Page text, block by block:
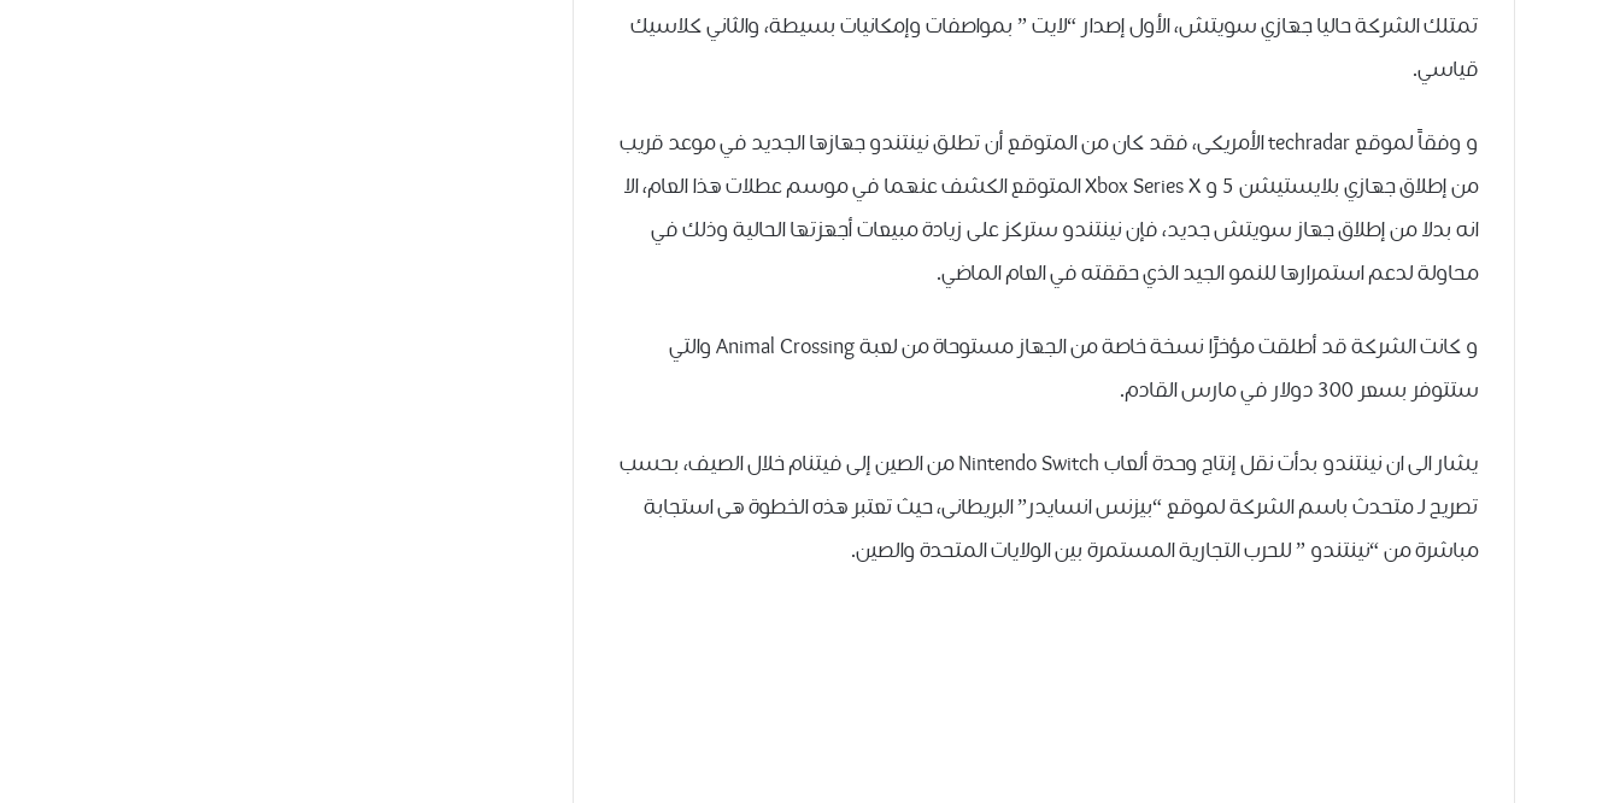
ﺗﻤﺘﻠﻚ ﺍﻟﺸﺮﻛﺔ ﺣﺎﻟﻴﺎ ﺟﻬﺎﺯﻱ ﺳﻮﻳﺘﺶ، ﺍﻷﻭﻝ ﺇﺻﺪﺍﺭ “ﻻﻳﺖ ” ﺑﻤﻮﺍﺻﻔﺎﺕ ﻭﺇﻣﻜﺎﻧﻴﺎﺕ ﺑﺴﻴﻄﺔ، ﻭﺍﻟﺜﺎﻧﻲ ﻛﻼﺳﻴﻚ
ﻗﻴﺎﺳﻲ.
و وفقاً لموقع techradar ﺍﻷﻣﺮﻳﻜﻰ، فقد كان ﻣﻦ ﺍﻟﻤﺘﻮﻗﻊ ﺃﻥ ﺗﻄﻠﻖ ﻧﻴﻨﺘﻨﺪﻭ ﺟﻬﺎﺯﻫﺎ ﺍﻟﺠﺪﻳﺪ ﻓﻲ ﻣﻮﻋﺪ ﻗﺮﻳﺐ
ﻣﻦ ﺇﻃﻼﻕ ﺟﻬﺎﺯﻱ ﺑﻼﻳﺴﺘﻴﺸﻦ 5 ﻭ Xbox Series X ﺍﻟﻤﺘﻮﻗﻊ ﺍﻟﻜﺸﻒ ﻋﻨﻬﻤﺎ ﻓﻲ ﻣﻮﺳﻢ ﻋﻄﻼﺕ ﻫﺬﺍ ﺍﻟﻌﺎﻡ، الا
انه ﺑﺪﻻ ﻣﻦ ﺇﻃﻼﻕ ﺟﻬﺎﺯ ﺳﻮﻳﺘﺶ ﺟﺪﻳﺪ، ﻓﺈﻥ ﻧﻴﻨﺘﻨﺪﻭ ﺳﺘﺮﻛﺰ ﻋﻠﻰ ﺯﻳﺎﺩﺓ ﻣﺒﻴﻌﺎﺕ ﺃﺟﻬﺰﺗﻬﺎ ﺍﻟﺤﺎﻟﻴﺔ ﻭﺫﻟﻚ ﻓﻲ
ﻣﺤﺎﻭﻟﺔ ﻟﺪﻋﻢ ﺍﺳﺘﻤﺮﺍﺭﻫﺎ ﻟﻠﻨﻤﻮ ﺍﻟﺠﻴﺪ ﺍﻟﺬﻱ ﺣﻘﻘﺘﻪ ﻓﻲ ﺍﻟﻌﺎﻡ ﺍﻟﻤﺎﺿﻲ.
و كانت ﺍﻟﺸﺮﻛﺔ قد أطلقت ﻣﺆﺧﺮًﺍ ﻧﺴﺨﺔ ﺧﺎﺻﺔ ﻣﻦ ﺍﻟﺠﻬﺎﺯ ﻣﺴﺘﻮﺣﺎﺓ ﻣﻦ ﻟﻌﺒﺔ Animal Crossing والتي
ستتوفر بسعر 300 دولار في مارس القادم.
يشار الى ان ﻧﻴﻨﺘﻨﺪﻭ بدأت ﻧﻘﻞ ﺇﻧﺘﺎﺝ ﻭﺣﺪﺓ ﺃﻟﻌﺎﺏ Nintendo Switch ﻣﻦ ﺍﻟﺼﻴﻦ ﺇﻟﻰ ﻓﻴﺘﻨﺎﻡ خلال ﺍﻟﺼﻴﻒ، بحسب
تصريح لـ متحدث ﺑﺎﺳﻢ ﺍﻟﺸﺮﻛﺔ ﻟﻤﻮﻗﻊ “ﺑﻴﺰﻧﺲ ﺍﻧﺴﺎﻳﺪﺭ” ﺍﻟﺒﺮﻳﻄﺎﻧﻰ، حيث تعتبر ﻫﺬﻩ ﺍﻟﺨﻄﻮﺓ ﻫﻰ ﺍﺳﺘﺠﺎﺑﺔ
ﻣﺒﺎﺷﺮﺓ ﻣﻦ “ﻧﻴﻨﺘﻨﺪﻭ ” ﻟﻠﺤﺮﺏ ﺍﻟﺘﺠﺎﺭﻳﺔ ﺍﻟﻤﺴﺘﻤﺮﺓ ﺑﻴﻦ ﺍﻟﻮﻻﻳﺎﺕ ﺍﻟﻤﺘﺤﺪﺓ ﻭﺍﻟﺼﻴﻦ.